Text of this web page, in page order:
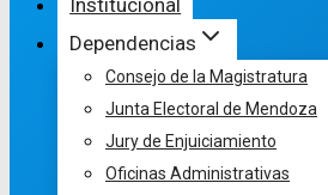
Institucional
Dependencias
Consejo de la Magistratura
Junta Electoral de Mendoza
Jury de Enjuiciamiento
Oficinas Administrativas